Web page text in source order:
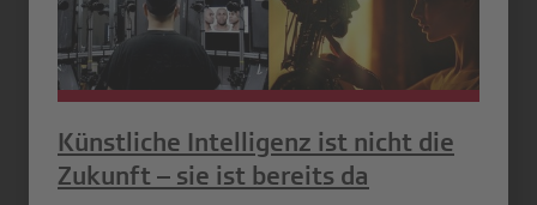
Künstliche Intelligenz ist nicht die
Zukunft – sie ist bereits da